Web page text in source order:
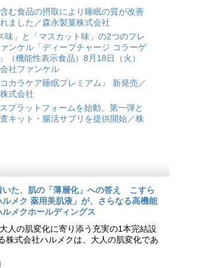
む食品の摂取により睡眠の質が改善
ました／森永製菓株式会社
味」と「マスカット味」の2つのフレ
ンケル「ディープチャージ コラーゲ
（機能性表示食品）8月18日（火）
社ファンケル
カラケア睡眠プレミアム』 新発売／
式会社
プラットフォームを始動。第一弾と
キット・腸活サプリを提供開始／株
いた、肌の「薄層化」への答え こすら
メク 薬用美肌液」が、さらなる高機能
メクホールディングス
人の肌変化に寄り添う充実の1本完結設
式会社ハルメクは、大人の肌変化であ